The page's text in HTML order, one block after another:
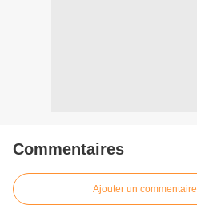
Commentaires
Ajouter un commentaire